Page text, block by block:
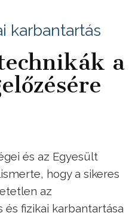
karbantartás
a
és az Egyesült
hogy a sikeres
az
fizikai karbantartása